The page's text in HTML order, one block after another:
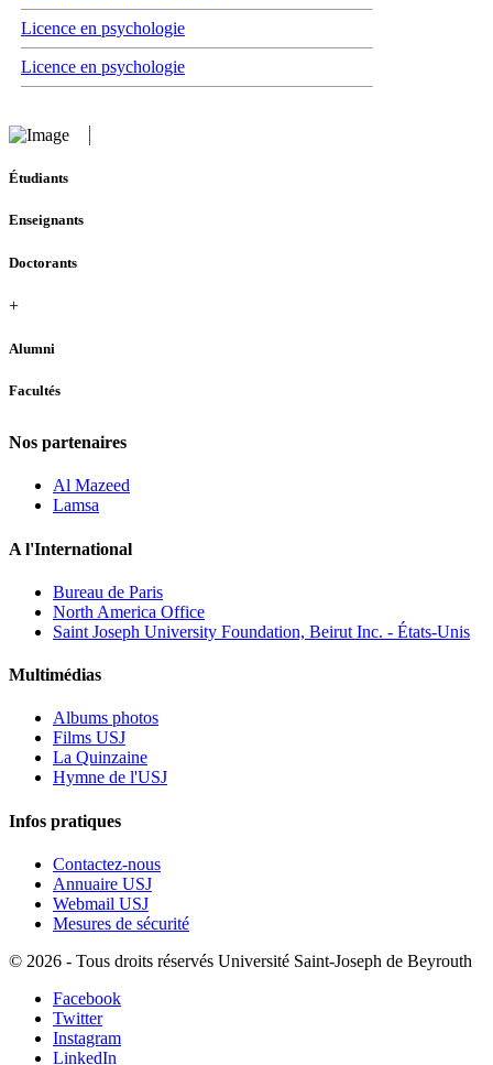
Licence en psychologie
Licence en psychologie
Étudiants
Enseignants
Doctorants
+
Alumni
Facultés
Nos partenaires
Al Mazeed
Lamsa
A l'International
Bureau de Paris
North America Office
Saint Joseph University Foundation, Beirut Inc. - États-Unis
Multimédias
Albums photos
Films USJ
La Quinzaine
Hymne de l'USJ
Infos pratiques
Contactez-nous
Annuaire USJ
Webmail USJ
Mesures de sécurité
© 2026 - Tous droits réservés Université Saint-Joseph de Beyrouth
Facebook
Twitter
Instagram
LinkedIn